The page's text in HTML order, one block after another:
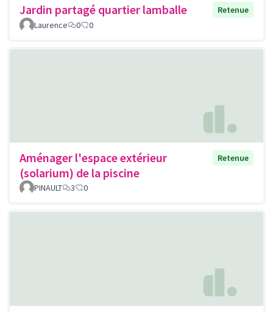
Jardin partagé quartier lamballe
Retenue
Laurence
0 0
Aménager l'espace extérieur
(solarium) de la piscine
Retenue
PINAULT 3 0